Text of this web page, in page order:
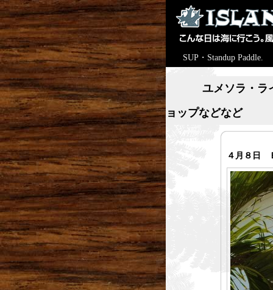
SUP・Standup Paddle.
ユメソラ・ラ
ョップなどなど
４月８日